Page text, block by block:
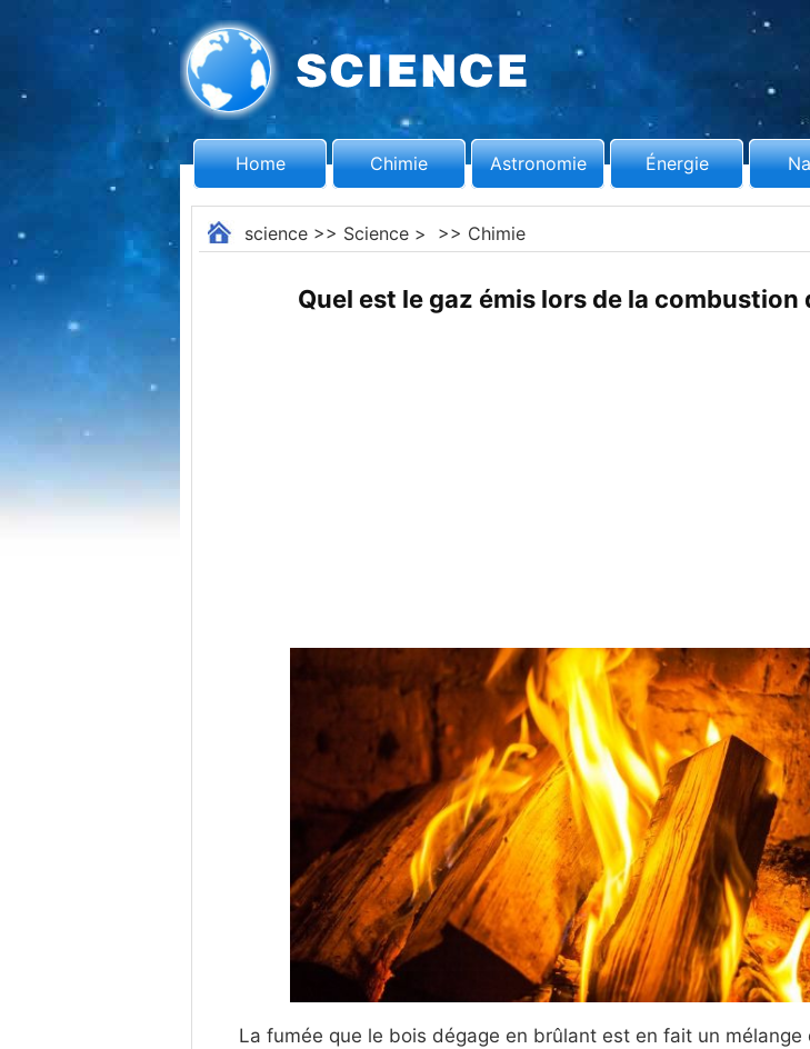
Home Chimie Astronomie Énergie
science>> Science> >> Chimie
Quel est le gaz émis lors de la combustion
La fumée que le bois dégage en brûlant est en fait un